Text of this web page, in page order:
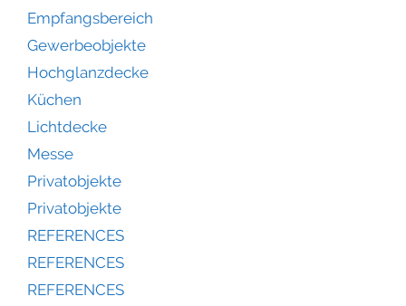
Empfangsbereich
Gewerbeobjekte
Hochglanzdecke
Küchen
Lichtdecke
Messe
Privatobjekte
Privatobjekte
REFERENCES
REFERENCES
REFERENCES